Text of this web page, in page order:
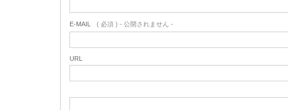
E-MAIL ( 必須 ) - 公開されません -
URL